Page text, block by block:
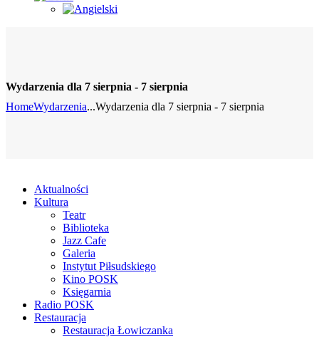
Wydarzenia dla 7 sierpnia - 7 sierpnia
HomeWydarzenia...Wydarzenia dla 7 sierpnia - 7 sierpnia
Aktualności
Kultura
Teatr
Biblioteka
Jazz Cafe
Galeria
Instytut Piłsudskiego
Kino POSK
Księgarnia
Radio POSK
Restauracja
Restauracja Łowiczanka